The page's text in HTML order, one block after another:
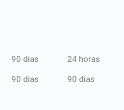
90 dias 24 horas
90 dias 90 dias